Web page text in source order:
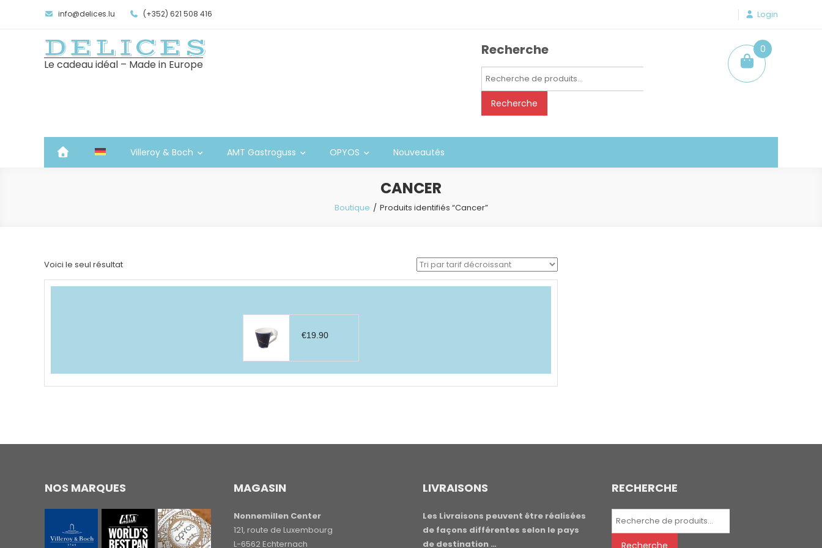
info@delices.lu (+352) 621 508 416 Login
DELICES
Le cadeau idéal – Made in Europe
Recherche
Recherche
Recherche
0
item
Villeroy & Boch AMT Gastroguss OPYOS Nouveautés
CANCER
Boutique Produits identifiés “Cancer”
Voici le seul résultat
€19.90
NOS MARQUES MAGASIN
Nonnemillen Center
121, route de Luxembourg
L-6562 Echternach
LIVRAISONS
Les Livraisons peuvent être réalisées
de façons différentes selon le pays
de destination …
RECHERCHE
Recherche
Recherche